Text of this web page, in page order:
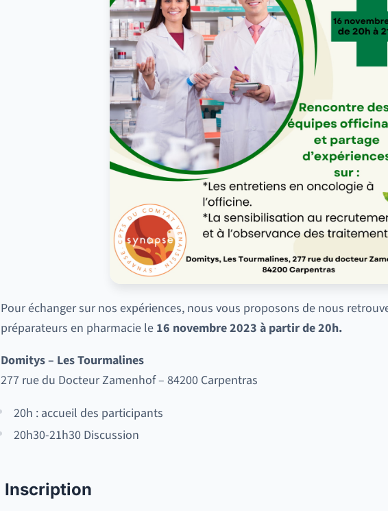
Pour échanger sur nos expériences, nous vous proposons de nous
préparateurs en pharmacie le 16 novembre 2023 à partir de 20h.
Domitys – Les Tourmalines
277 rue du Docteur Zamenhof – 84200 Carpentras
20h : accueil des participants
20h30-21h30 Discussion
Inscription